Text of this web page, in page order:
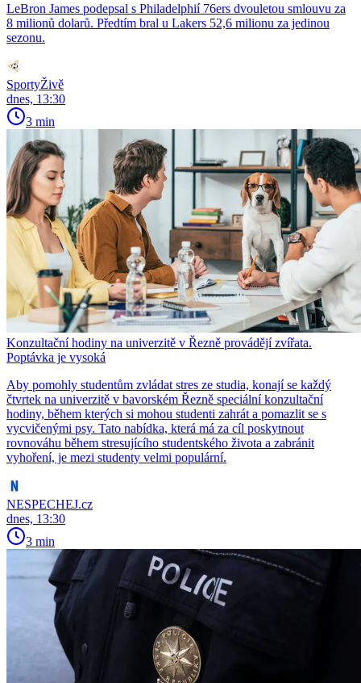
LeBron James podepsal s Philadelphií 76ers dvouletou smlouvu za
8 milionů dolarů. Předtím bral u Lakers 52,6 milionu za jedinou
sezonu.
SportyŽivě
dnes, 13:30
3 min
Konzultační hodiny na univerzitě v Řezně provádějí zvířata.
Poptávka je vysoká
Aby pomohly studentům zvládat stres ze studia, konají se každý
čtvrtek na univerzitě v bavorském Řezně speciální konzultační
hodiny, během kterých si mohou studenti zahrát a pomazlit se s
vycvičenými psy. Tato nabídka, která má za cíl poskytnout
rovnováhu během stresujícího studentského života a zabránit
vyhoření, je mezi studenty velmi populární.
NESPECHEJ.cz
dnes, 13:30
3 min